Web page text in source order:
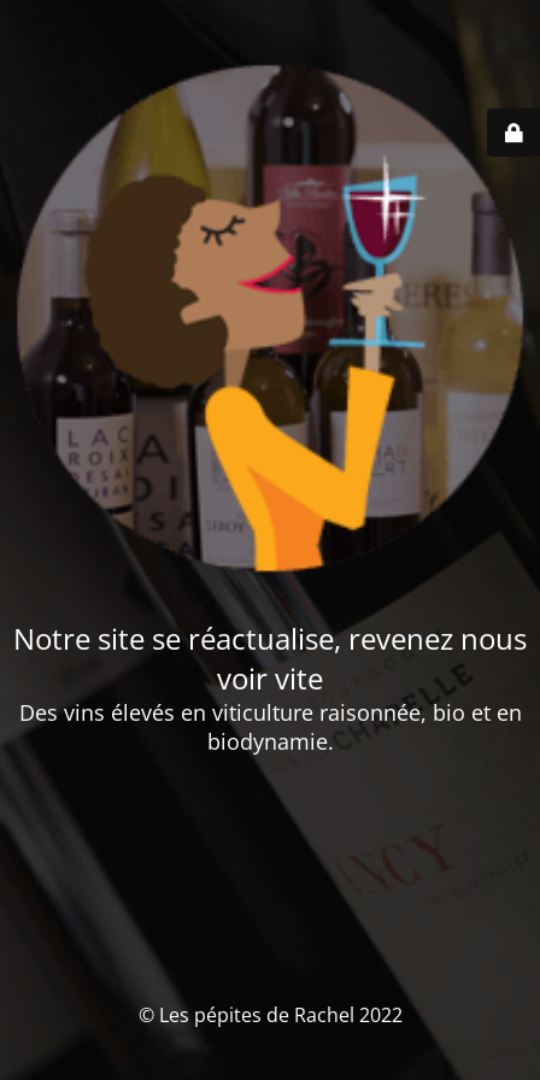
Notre site se réactualise, revenez nous
voir vite
Des vins élevés en viticulture raisonnée, bio et en
biodynamie.
© Les pépites de Rachel 2022